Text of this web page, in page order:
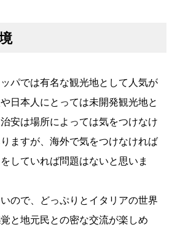
パでは有名な観光地として人気が
日本人にとっては未開発観光地と
安は場所によっては気をつけなけ
ますが、海外で気をつけなければ
していれば問題はないと思いま
ので、どっぷりとイタリアの世界
と地元民との密な交流が楽しめ